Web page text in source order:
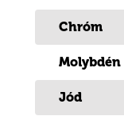
Chróm
Molybdén
Jód